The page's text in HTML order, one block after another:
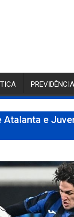
PREVIDÊNCIA
e